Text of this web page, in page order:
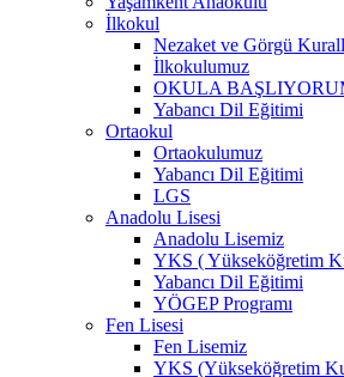
İlkokul
Nezaket ve Görgü
İlkokulumuz
OKULA
Yabancı Dil Eğitimi
Ortaokul
Ortaokulumuz
Yabancı Dil Eğitimi
LGS
Anadolu Lisesi
Anadolu Lisemiz
YKS ( Yükseköğretim
Yabancı Dil Eğitimi
YÖGEP Programı
Fen Lisesi
Fen Lisemiz
YKS (Yükseköğretim